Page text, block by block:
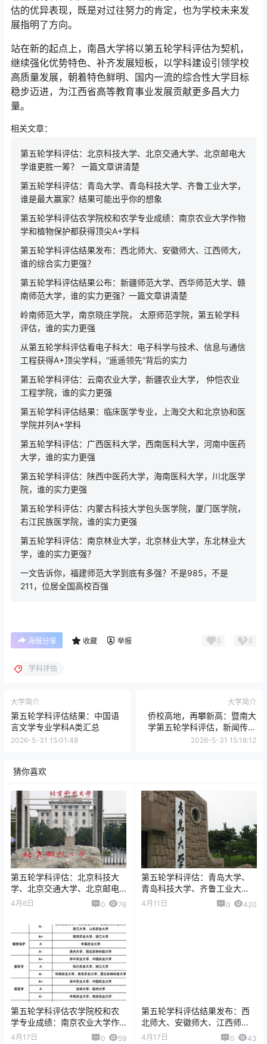
估的优异表现，既是对过往努力的肯定，也为学校未来发
展指明了方向。
站在新的起点上，南昌大学将以第五轮学科评估为契机，
继续强化优势特色、补齐发展短板，以学科建设引领学校
高质量发展，朝着特色鲜明、国内一流的综合性大学目标
稳步迈进，为江西省高等教育事业发展贡献更多昌大力
量。
相关文章：
第五轮学科评估：北京科技大学、北京交通大学、北京邮电大
学谁更胜一筹？ 一篇文章讲清楚
第五轮学科评估：青岛大学、青岛科技大学、齐鲁工业大学，
谁是最大赢家？结果可能出乎你的想象
第五轮学科评估农学院校和农学专业成绩：南京农业大学作物
学和植物保护都获得顶尖A+学科
第五轮学科评估结果发布：西北师大、安徽师大、江西师大，
谁的综合实力更强？
第五轮学科评估结果公布：新疆师范大学、西华师范大学、赣
南师范大学，谁的实力更强？一篇文章讲清楚
岭南师范大学，南京晓庄学院， 太原师范学院，第五轮学科
评估，谁的实力更强
从第五轮学科评估看电子科大：电子科学与技术、信息与通信
工程获得A+顶尖学科，“遥遥领先”背后的实力
第五轮学科评估：云南农业大学，新疆农业大学， 仲恺农业
工程学院，谁的实力更强
第五轮学科评估结果：临床医学专业，上海交大和北京协和医
学院并列A+学科
第五轮学科评估：广西医科大学，西南医科大学，河南中医药
大学，谁的实力更强
第五轮学科评估：陕西中医药大学，海南医科大学，川北医学
院，谁的实力更强
第五轮学科评估：内蒙古科技大学包头医学院，厦门医学院，
右江民族医学院，谁的实力更强
第五轮学科评估：南京林业大学，北京林业大学，东北林业大
学，谁的实力更强？
一文告诉你，福建师范大学到底有多强？不是985，不是
211，位居全国高校百强
海报分享 收藏 举报 0 0
学科评估
大学简介
第五轮学科评估结果：中国语
言文学专业学科A类汇总
2026-5-31 15:01:48
大学简介
侨校高地，再攀新高：暨南大
学第五轮学科评估，新闻传播
学、工商管理入选A
2026-5-31 15:18:12
猜你喜欢
第五轮学科评估：北京科技大
学、北京交通大学、北京邮电
大学谁更胜一筹？ 一篇文章讲
4月6日 0 76
第五轮学科评估：青岛大学、
青岛科技大学、齐鲁工业大
学，谁是最大赢家？结果可能
4月11日 0 420
第五轮学科评估农学院校和农
学专业成绩：南京农业大学作
物学和植物保护都获得顶尖
4月17日 0 59
第五轮学科评估结果发布：西
北师大、安徽师大、江西师
大，谁的综合实力更强？
4月17日 0 43